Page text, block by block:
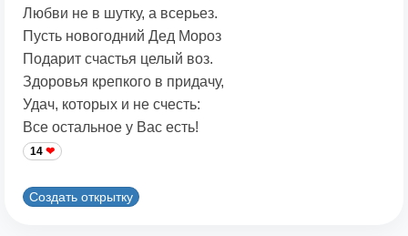
Любви не в шутку, а всерьез.
Пусть новогодний Дед Мороз
Подарит счастья целый воз.
Здоровья крепкого в придачу,
Удач, которых и не счесть:
Все остальное у Вас есть!
14
Создать открытку